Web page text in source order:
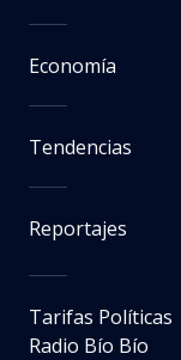
Economía
Tendencias
Reportajes
Tarifas Políticas
Radio Bío Bío